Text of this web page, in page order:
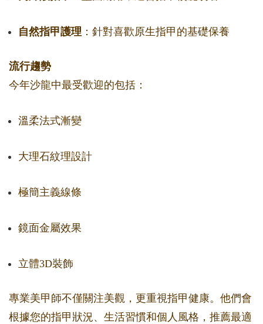
自然指甲護理 ：針對喜歡原生指甲的基礎保養
流行趨勢
今年沙龍中最受歡迎的包括：
溫柔法式漸變
大理石紋理設計
極簡主義線條
鏡面金屬效果
立體3D裝飾
專業美甲師不僅關注美觀，更重視指甲健康。他們會
根據您的指甲狀況、生活習慣和個人風格，推薦最適